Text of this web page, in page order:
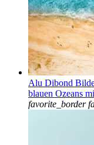
Alu Dibond
blauen Ozeans
favorite_border